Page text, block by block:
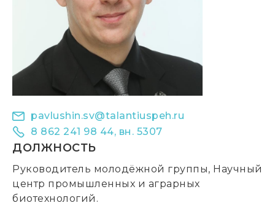
pavlushin.sv@talantiuspeh.ru
8 862 241 98 44, вн. 5307
ДОЛЖНОСТЬ
Руководитель молодёжной группы, Научный
центр промышленных и аграрных
биотехнологий.